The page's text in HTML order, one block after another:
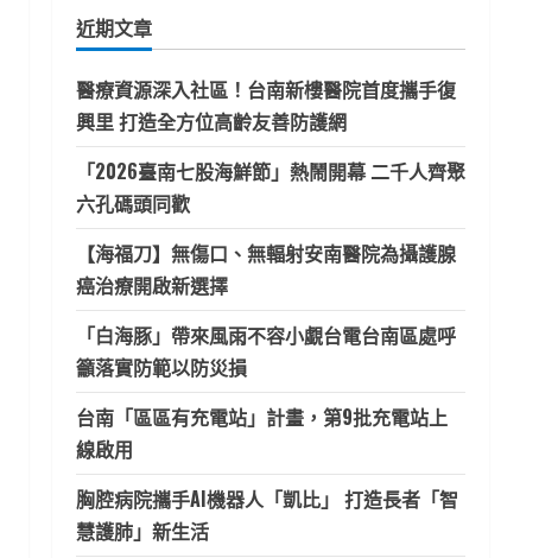
字:
近期文章
醫療資源深入社區！台南新樓醫院首度攜手復
興里 打造全方位高齡友善防護網
「2026臺南七股海鮮節」熱鬧開幕 二千人齊聚
六孔碼頭同歡
【海福刀】無傷口、無輻射安南醫院為攝護腺
癌治療開啟新選擇
「白海豚」帶來風雨不容小覷台電台南區處呼
籲落實防範以防災損
台南「區區有充電站」計畫，第9批充電站上
線啟用
胸腔病院攜手AI機器人「凱比」 打造長者「智
慧護肺」新生活